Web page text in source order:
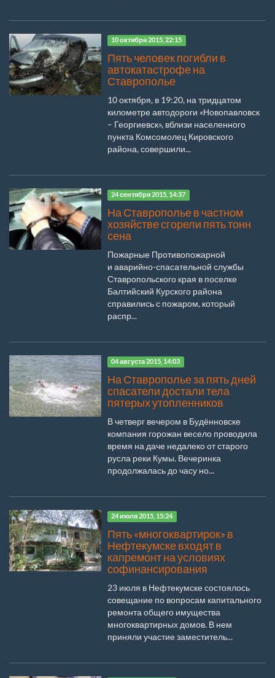
10 октября 2015, 22:15
Пять человек погибли в
автокатастрофе на
Ставрополье
10 октября, в 19:20, на тридцатом
километре автодороги «Новопавловск
– Георгиевск», вблизи населенного
пункта Комсомолец Кировского
района, совершили...
24 сентября 2015, 14:37
На Ставрополье в частном
хозяйстве сгорели пять тонн
сена
Пожарные Противопожарной
и аварийно-спасательной службы
Ставропольского края в поселке
Балтийский Курского района
справились с пожаром, который
распр...
04 августа 2015, 14:03
На Ставрополье за пять дней
спасатели достали тела
пятерых утопленников
В четверг вечером в Будённовске
компания горожан весело проводила
время на даче недалеко от старого
русла реки Кумы. Вечеринка
продолжалась до часу но...
24 июля 2015, 15:24
Пять «многоквартирок» в
Нефтекумске входят в
капремонт на условиях
софинансирования
23 июля в Нефтекумске состоялось
совещание по вопросам капитального
ремонта общего имущества
многоквартирных домов. В нем
приняли участие заместитель...